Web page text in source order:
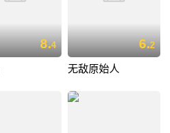
8.4 6.2
无敌原始人